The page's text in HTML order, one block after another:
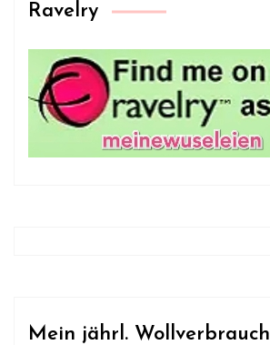
Ravelry
Mein jährl. Wollverbrauch